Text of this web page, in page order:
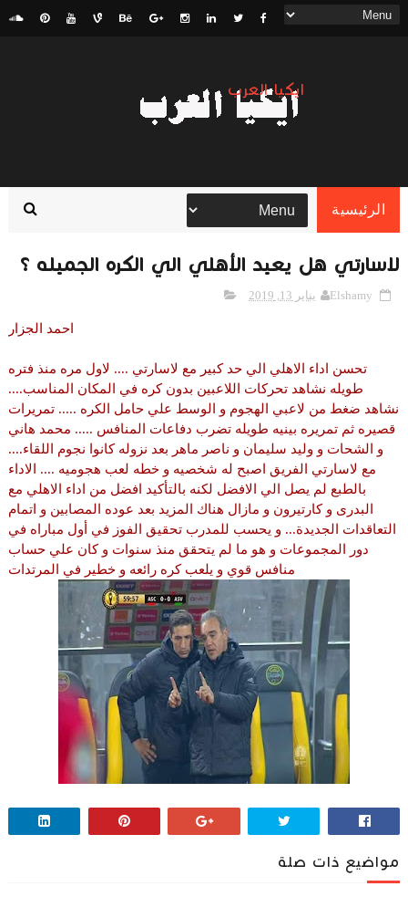
ايكيا العرب
الرئيسية
لاسارتي هل يعيد الأهلي الي الكره الجميله ؟
Elshamy يناير 13, 2019
احمد الجزار
تحسن اداء الاهلي الي حد كبير مع لاسارتي .... لاول مره منذ فتره
طويله نشاهد تحركات اللاعبين بدون كره في المكان المناسب....
نشاهد ضغط من لاعبي الهجوم و الوسط علي حامل الكره ..... تمريرات
قصيره ثم تمريره بينيه طويله تضرب دفاعات المنافس ..... محمد هاني
و الشحات و وليد سليمان و ناصر ماهر بعد نزوله كانوا نجوم اللقاء....
مع لاسارتي الفريق اصبح له شخصيه و خطه لعب هجوميه .... الاداء
بالطبع لم يصل الي الافضل لكنه بالتأكيد افضل من اداء الاهلي مع
البدرى و كارتيرون و مازال هناك المزيد بعد عوده المصابين و اتمام
التعاقدات الجديدة... و يحسب للمدرب تحقيق الفوز في أول مباراه في
دور المجموعات و هو ما لم يتحقق منذ سنوات و كان علي حساب
منافس قوي و يلعب كره رائعه و خطير في المرتدات
مواضيع ذات صلة